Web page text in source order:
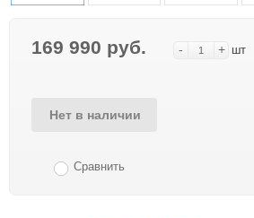
169 990 руб. - + шт
Нет в наличии
Сравнить